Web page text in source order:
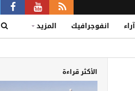
آراء انفوجرافيك المزيد
الأكثر قراءة